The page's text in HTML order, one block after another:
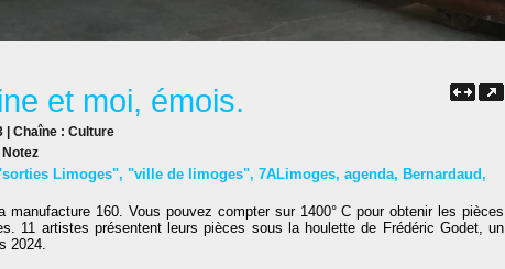
et moi, émois.
| Chaîne : Culture
Notez
Limoges", "ville de limoges", 7ALimoges, agenda, Bernardaud ,
manufacture 160. Vous pouvez compter sur 1400° C pour obtenir les pièces
11 artistes présentent leurs pièces sous la houlette de Frédéric Godet, un
2024.